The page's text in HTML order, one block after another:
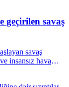
geçirilen savaş
savaş
insansız hava